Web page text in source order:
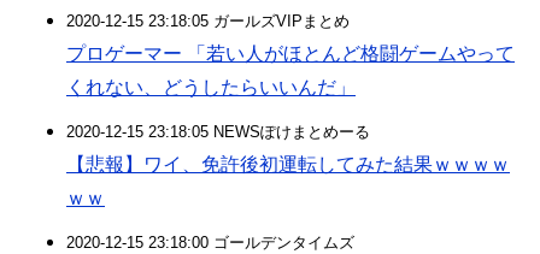
2020-12-15 23:18:05 ガールズVIPまとめ
プロゲーマー 「若い人がほとんど格闘ゲームやって
くれない、どうしたらいいんだ」
2020-12-15 23:18:05 NEWSぽけまとめーる
【悲報】ワイ、免許後初運転してみた結果ｗｗｗｗ
ｗｗ
2020-12-15 23:18:00 ゴールデンタイムズ